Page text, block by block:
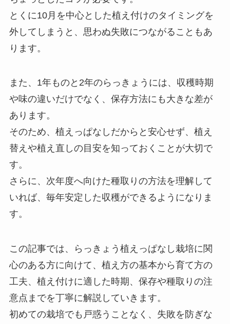
とくに10月を中心とした植え付けのタイミングを
外してしまうと、思わぬ失敗につながることもあ
ります。
また、1年ものと2年のらっきょうには、収穫時期
や味の違いだけでなく、保存方法にも大きな差が
あります。
そのため、植えっぱなしだからと安心せず、植え
替えや植え直しの目安を知っておくことが大切で
す。
さらに、次年度へ向けた種取りの方法を理解して
いれば、毎年安定した収穫ができるようになりま
す。
この記事では、らっきょう植えっぱなし栽培に関
心のある方に向けて、植え方の基本から育て方の
工夫、植え付けに適した時期、保存や種取りの注
意点までを丁寧に解説していきます。
初めての栽培でも戸惑うことなく、失敗を防ぎな